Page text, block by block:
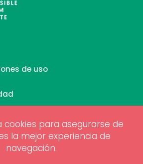
cookies para asegurarse de
la mejor experiencia de
navegación.
de uso
Reserved by Biosphere